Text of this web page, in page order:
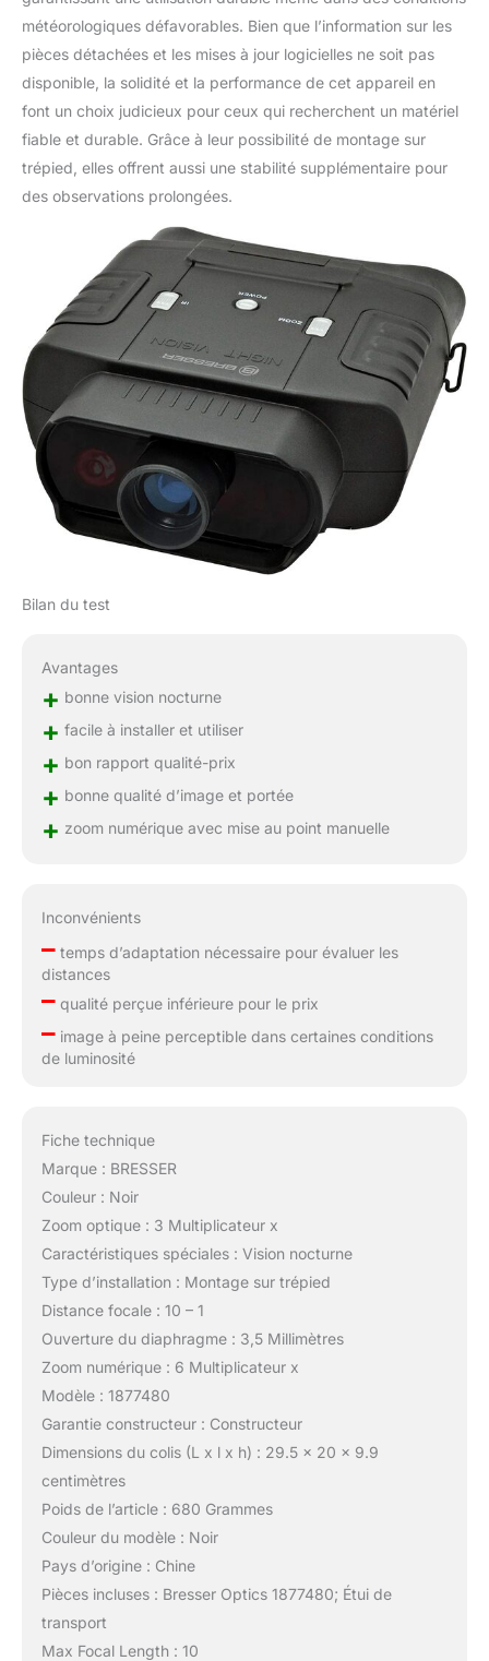
météorologiques défavorables. Bien que l’information sur les
pièces détachées et les mises à jour logicielles ne soit pas
disponible, la solidité et la performance de cet appareil en
font un choix judicieux pour ceux qui recherchent un matériel
fiable et durable. Grâce à leur possibilité de montage sur
trépied, elles offrent aussi une stabilité supplémentaire pour
des observations prolongées.
Bilan du test
Avantages
+ bonne vision nocturne
+ facile à installer et utiliser
+ bon rapport qualité-prix
+ bonne qualité d’image et portée
+ zoom numérique avec mise au point manuelle
Inconvénients
–temps d’adaptation nécessaire pour évaluer les
distances
–qualité perçue inférieure pour le prix
–image à peine perceptible dans certaines conditions
de luminosité
Fiche technique
Marque : BRESSER
Couleur : Noir
Zoom optique : 3 Multiplicateur x
Caractéristiques spéciales : Vision nocturne
Type d’installation : Montage sur trépied
Distance focale : 10 – 1
Ouverture du diaphragme : 3,5 Millimètres
Zoom numérique : 6 Multiplicateur x
Modèle : 1877480
Garantie constructeur : Constructeur
Dimensions du colis (L x l x h) : 29.5 x 20 x 9.9
centimètres
Poids de l’article : 680 Grammes
Couleur du modèle : Noir
Pays d’origine : Chine
Pièces incluses : Bresser Optics 1877480; Étui de
transport
Max Focal Length : 10